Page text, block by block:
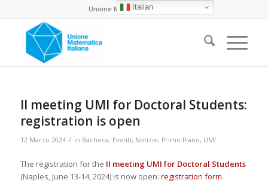
Unione Matematica Italiana
II meeting UMI for Doctoral Students:
registration is open
12 Marzo 2024 / in Bacheca, Eventi, Notizie, Primo Piano, UMI
The registration for the II meeting UMI for Doctoral Students
(Naples, June 13-14, 2024) is now open: registration form.
Italian